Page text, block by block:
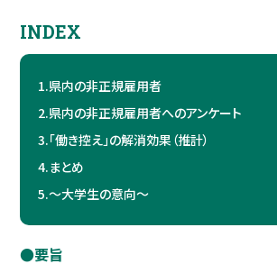
INDEX
1.県内の非正規雇用者
2.県内の非正規雇用者へのアンケート
3.「働き控え」の解消効果（推計）
4.まとめ
5.～大学生の意向～
要旨